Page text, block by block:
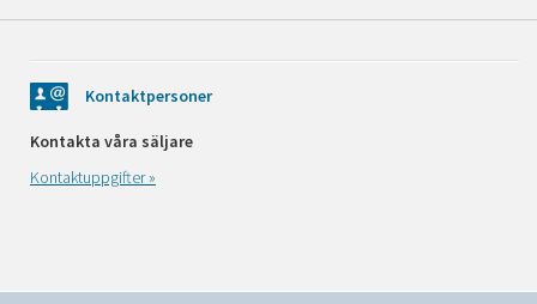
Kontaktpersoner
Kontakta våra säljare
Kontaktuppgifter »